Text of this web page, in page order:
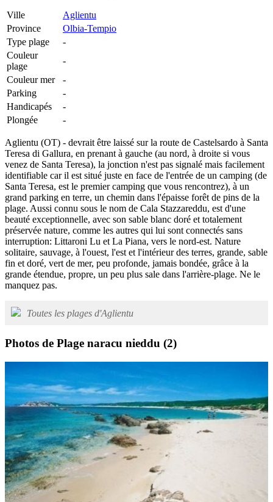
Ville
Aglientu
Province
Olbia-Tempio
Type plage
-
Couleur
plage
-
Couleur mer
-
Parking
-
Handicapés
-
Plongée
-
Aglientu (OT) - devrait être laissé sur la route de Castelsardo à Santa
Teresa di Gallura, en prenant à gauche (au nord, à droite si vous
venez de Santa Teresa), la jonction n'est pas signalé mais facilement
identifiable car il est situé juste en face de l'entrée de un camping (de
Santa Teresa, est le premier camping que vous rencontrez), à un
grand parking en terre, un chemin dans l'épaisse forêt de pins de la
plage. Aussi connu sous le nom de Cala Stazzareddu, est d'une
beauté exceptionnelle, avec son sable blanc doré et totalement
préservée nature, comme les autres qui lui sont connectés sans
interruption: Littaroni Lu et La Piana, vers le nord-est. Nature
solitaire, sauvage, à l'ouest, l'est et l'intérieur des terres, grande, sable
fin et doré, vert de mer, peu profonde, jamais bondée, grâce à la
grande étendue, propre, un peu plus sale dans l'arrière-plage. Ne le
manquez pas.
Toutes les plages d'Aglientu
Photos de Plage naracu nieddu (2)